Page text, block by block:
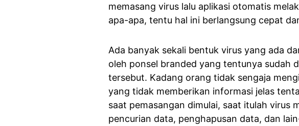
memasang virus lalu aplikasi otomatis
apa-apa, tentu hal ini berlangsung cepat
Ada banyak sekali bentuk virus yang ada
oleh ponsel branded yang tentunya sudah
tersebut. Kadang orang tidak sengaja
yang tidak memberikan informasi jelas
saat pemasangan dimulai, saat itulah virus
pencurian data, penghapusan data, dan